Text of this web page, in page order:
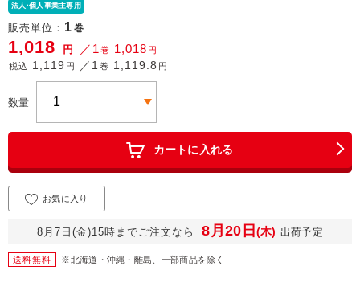
法人·個人事業主専用
販売単位： 1 巻
1,018 円 ／1 巻 1,018 円
税込
1,119 円 ／1 巻 1,119.8 円
数量
カートに入れる
8月7日(金)15時までご注文なら 8月20日 (木) 出荷予定
お気に入り
送料無料 ※北海道・沖縄・離島、一部商品を除く